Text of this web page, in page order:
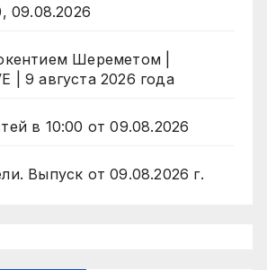
09.08.2026
Шереметом |
| 9 августа 2026 года
в 10:00 от 09.08.2026
Выпуск от 09.08.2026 г.